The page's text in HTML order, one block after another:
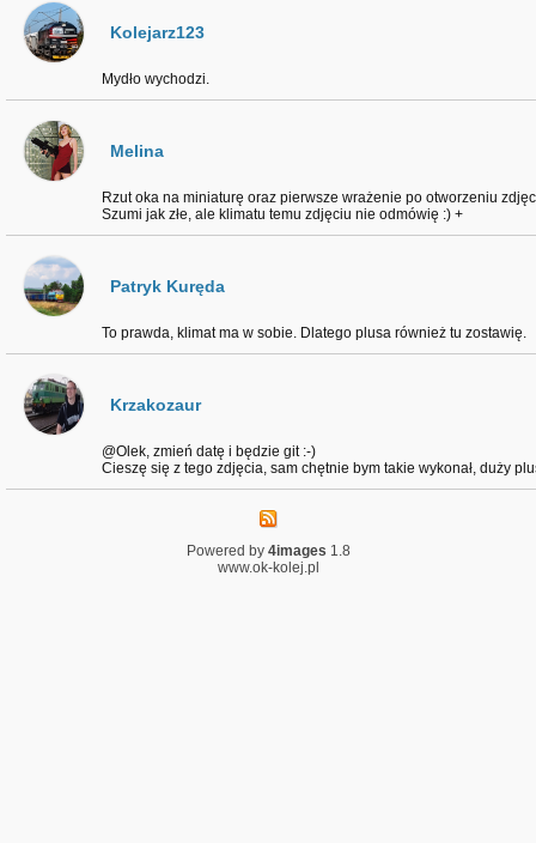
Kolejarz123
Mydło wychodzi.
Melina
Rzut oka na miniaturę oraz pierwsze wrażenie po otworzeniu
Szumi jak złe, ale klimatu temu zdjęciu nie odmówię :) +
Patryk Kuręda
To prawda, klimat ma w sobie. Dlatego plusa również tu zostawię.
Krzakozaur
@Olek, zmień datę i będzie git :-)
Cieszę się z tego zdjęcia, sam chętnie bym takie wykonał, duży
Powered by 4images 1.8
www.ok-kolej.pl